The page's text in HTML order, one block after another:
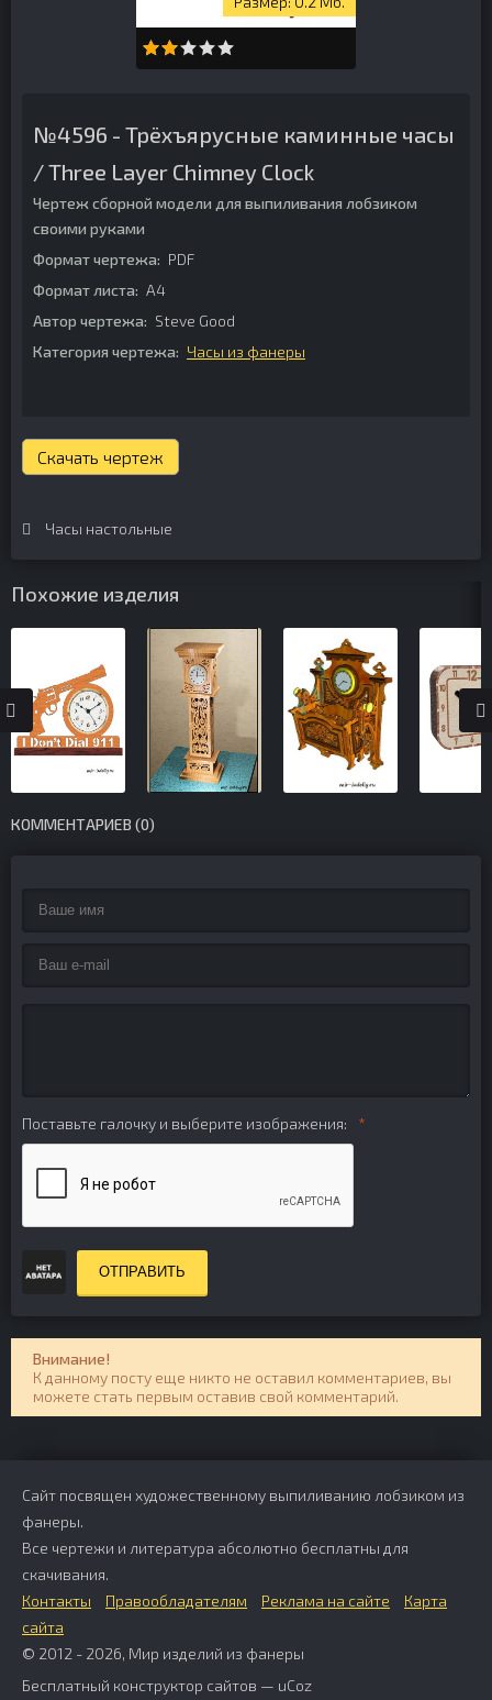
№4596 - Трёхъярусные каминные часы
/ Three Layer Chimney Clock
Чертеж сборной модели для выпиливания лобзиком
своими руками
Формат чертежа: PDF
Формат листа: А4
Автор чертежа: Steve Good
Категория чертежа: Часы из фанеры
Скачать чертеж
Часы настольные
Похожие изделия
КОММЕНТАРИЕВ (0)
Поставьте галочку и выберите изображения:
ОТПРАВИТЬ
Внимание!
К данному посту еще никто не оставил комментариев, вы
можете стать первым оставив свой комментарий.
Сайт посвящен художественному выпиливанию лобзиком из
фанеры.
Все чертежи и литература абсолютно бесплатны для
скачивания.
Контакты
Правообладателям Реклама на сайте
Карта
сайта
© 2012 - 2026, Мир изделий из фанеры
Бесплатный конструктор сайтов — uCoz